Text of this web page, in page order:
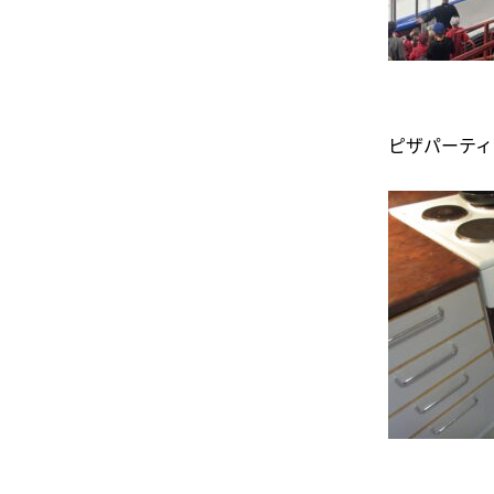
ピザパーテ